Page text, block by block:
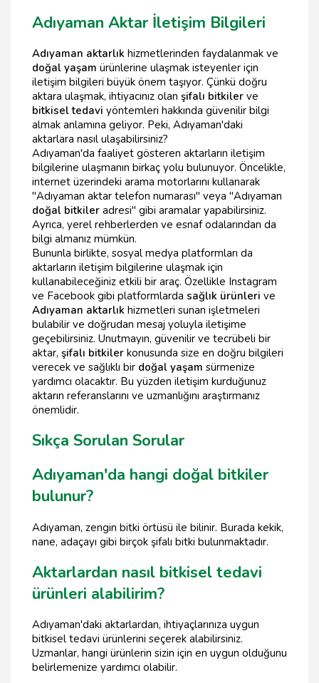
Adıyaman Aktar İletişim Bilgileri
Adıyaman aktarlık hizmetlerinden faydalanmak ve
doğal yaşam ürünlerine ulaşmak isteyenler için
iletişim bilgileri büyük önem taşıyor. Çünkü doğru
aktara ulaşmak, ihtiyacınız olan şifalı bitkiler ve
bitkisel tedavi yöntemleri hakkında güvenilir bilgi
almak anlamına geliyor. Peki, Adıyaman'daki
aktarlara nasıl ulaşabilirsiniz?
Adıyaman'da faaliyet gösteren aktarların iletişim
bilgilerine ulaşmanın birkaç yolu bulunuyor. Öncelikle,
internet üzerindeki arama motorlarını kullanarak
"Adıyaman aktar telefon numarası" veya "Adıyaman
doğal bitkiler adresi" gibi aramalar yapabilirsiniz.
Ayrıca, yerel rehberlerden ve esnaf odalarından da
bilgi almanız mümkün.
Bununla birlikte, sosyal medya platformları da
aktarların iletişim bilgilerine ulaşmak için
kullanabileceğiniz etkili bir araç. Özellikle Instagram
ve Facebook gibi platformlarda sağlık ürünleri ve
Adıyaman aktarlık hizmetleri sunan işletmeleri
bulabilir ve doğrudan mesaj yoluyla iletişime
geçebilirsiniz. Unutmayın, güvenilir ve tecrübeli bir
aktar, şifalı bitkiler konusunda size en doğru bilgileri
verecek ve sağlıklı bir doğal yaşam sürmenize
yardımcı olacaktır. Bu yüzden iletişim kurduğunuz
aktarın referanslarını ve uzmanlığını araştırmanız
önemlidir.
Sıkça Sorulan Sorular
Adıyaman'da hangi doğal bitkiler
bulunur?
Adıyaman, zengin bitki örtüsü ile bilinir. Burada kekik,
nane, adaçayı gibi birçok şifalı bitki bulunmaktadır.
Aktarlardan nasıl bitkisel tedavi
ürünleri alabilirim?
Adıyaman'daki aktarlardan, ihtiyaçlarınıza uygun
bitkisel tedavi ürünlerini seçerek alabilirsiniz.
Uzmanlar, hangi ürünlerin sizin için en uygun olduğunu
belirlemenize yardımcı olabilir.